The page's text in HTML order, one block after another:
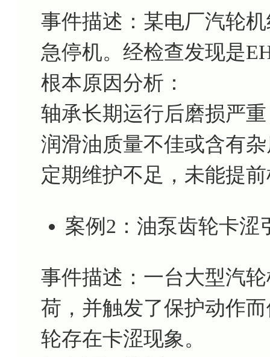
事件描述：某电厂汽轮
急停机。经检查发现是
根本原因分析：
轴承长期运行后磨损严
润滑油质量不佳或含有
定期维护不足，未能提
案例2：油泵齿轮卡涩
事件描述：一台大型汽
荷，并触发了保护动作
轮存在卡涩现象。